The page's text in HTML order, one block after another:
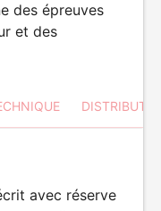
des épreuves
et des
avec réserve